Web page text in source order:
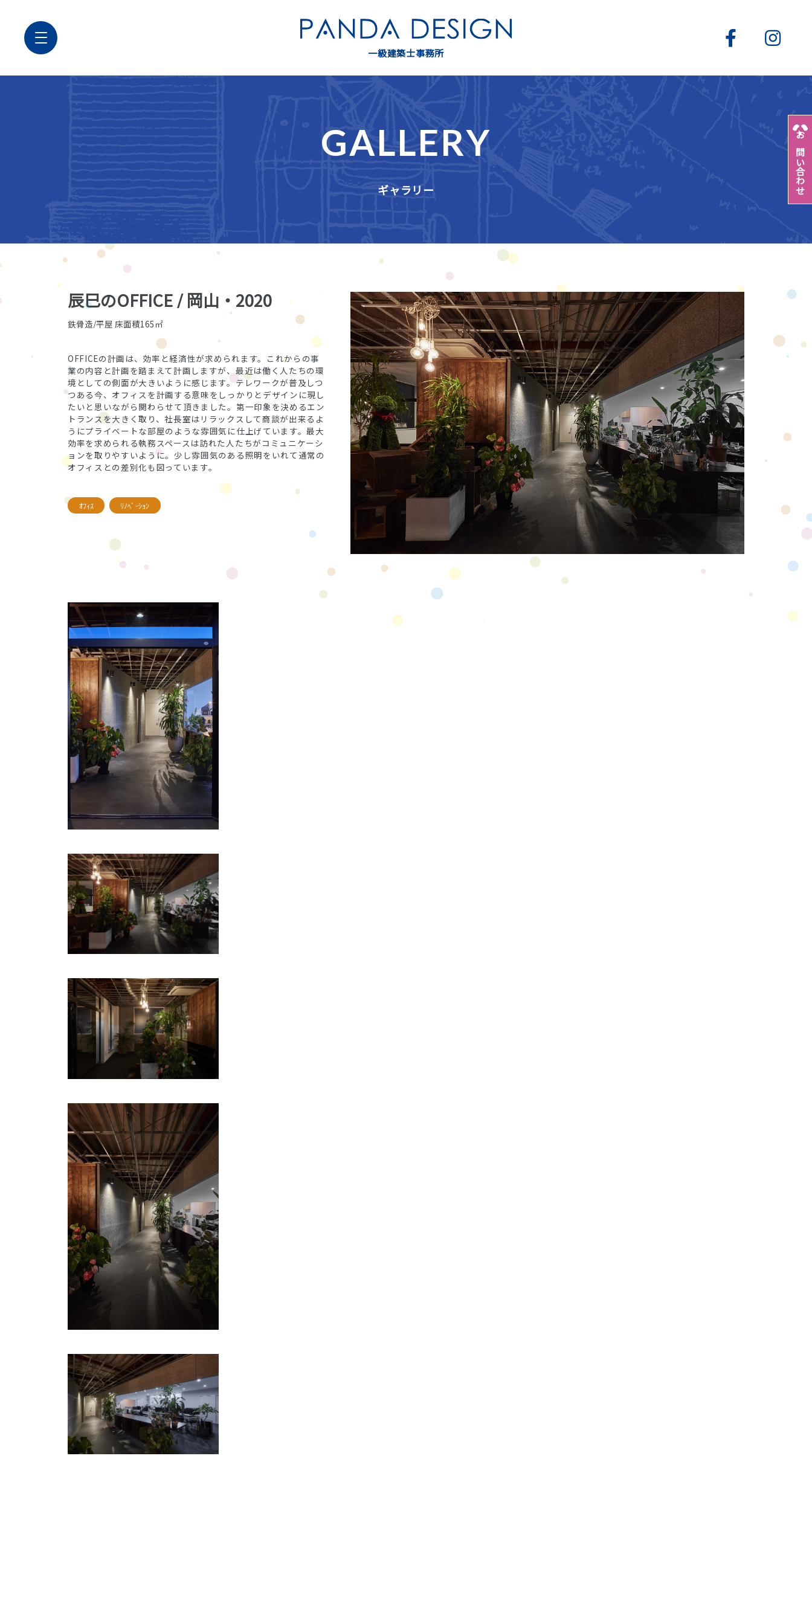
一級建築士事務所
お問い合わせ
GALLERY
ギャラリー
辰巳のOFFICE / 岡山・2020
鉄骨造/平屋 床面積165㎡
OFFICEの計画は、効率と経済性が求められます。これからの事
業の内容と計画を踏まえて計画しますが、最近は働く人たちの環
境としての側面が大きいように感じます。テレワークが普及しつ
つある今、オフィスを計画する意味をしっかりとデザインに現し
たいと思いながら関わらせて頂きました。第一印象を決めるエン
トランスを大きく取り、社長室はリラックスして商談が出来るよ
うにプライベートな部屋のような雰囲気に仕上げています。最大
効率を求められる執務スペースは訪れた人たちがコミュニケーシ
ョンを取りやすいように。少し雰囲気のある照明をいれて通常の
オフィスとの差別化も図っています。
ｵﾌｨｽ ﾘﾉﾍﾞｰｼｮﾝ